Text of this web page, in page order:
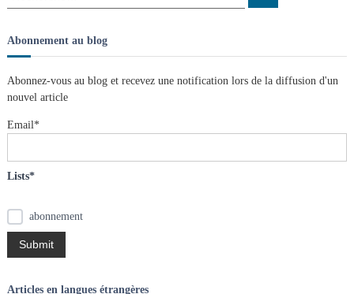
i
g
a
t
i
o
h
e
c
h
e
r
c
e
r
Abonnement au blog
Abonnez-vous au blog et recevez une notification lors de la diffusion d'un
nouvel article
Email*
Lists*
abonnement
Articles en langues étrangères